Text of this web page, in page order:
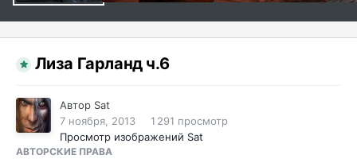
Лиза Гарланд ч.6
Автор Sat
7 ноября, 2013
1 291 просмотр
Просмотр изображений Sat
АВТОРСКИЕ ПРАВА